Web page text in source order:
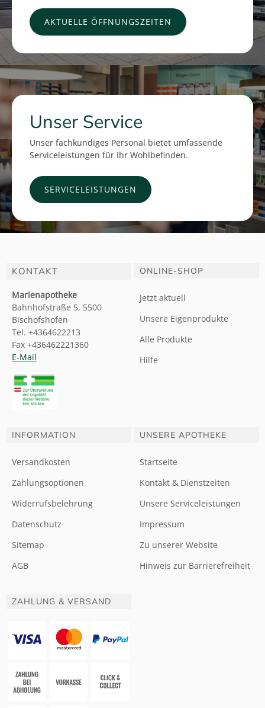
AKTUELLE ÖFFNUNGSZEITEN
Unser Service
Unser fachkundiges Personal bietet umfassende
Serviceleistungen für Ihr Wohlbefinden.
SERVICELEISTUNGEN
KONTAKT
Marienapotheke
Bahnhofstraße 5, 5500
Bischofshofen
Tel. +4364622213
Fax +436462221360
E-Mail
ONLINE-SHOP
Jetzt aktuell
Unsere Eigenprodukte
Alle Produkte
Hilfe
INFORMATION
Versandkosten
Zahlungsoptionen
Widerrufsbelehrung
Datenschutz
Sitemap
AGB
UNSERE APOTHEKE
Startseite
Kontakt & Dienstzeiten
Unsere Serviceleistungen
Impressum
Zu unserer Website
Hinweis zur Barrierefreiheit
ZAHLUNG & VERSAND